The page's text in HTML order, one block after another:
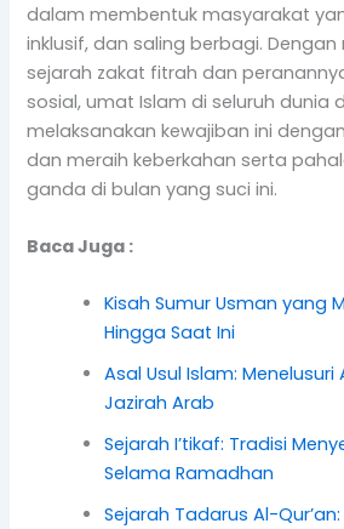
dalam membentuk masyarakat
inklusif, dan saling berbagi.
sejarah zakat fitrah dan
sosial, umat Islam di seluruh dunia
melaksanakan kewajiban ini
dan meraih keberkahan serta
ganda di bulan yang suci ini.
Baca Juga :
Kisah Sumur Usman yang
Hingga Saat Ini
Asal Usul Islam:
Jazirah Arab
Sejarah I’tikaf: Tradisi
Selama Ramadhan
Sejarah Tadarus Al-